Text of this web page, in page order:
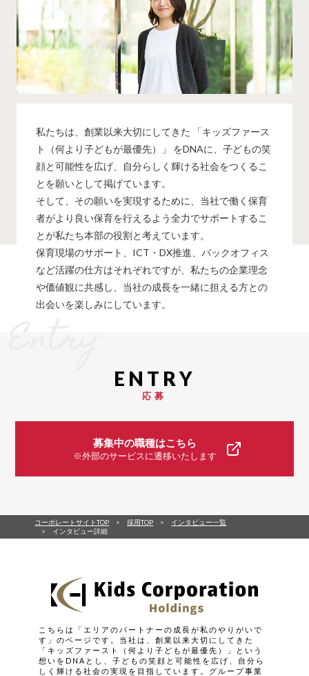
私たちは、創業以来大切にしてきた 「キッズファース
ト（何より子どもが最優先）」 をDNAに、子どもの笑
顔と可能性を広げ、自分らしく輝ける社会をつくるこ
とを願いとして掲げています。
そして、その願いを実現するために、当社で働く保育
者がより良い保育を行えるよう全力でサポートするこ
とが私たち本部の役割と考えています。
保育現場のサポート、ICT・DX推進、バックオフィス
など活躍の仕方はそれぞれですが、私たちの企業理念
や価値観に共感し、当社の成長を一緒に担える方との
出会いを楽しみにしています。
応募
募集中の職種はこちら
※外部のサービスに遷移いたします
コーポレートサイトTOP 採用TOP
インタビュー一覧
インタビュー詳細
こちらは「エリアのパートナーの成長が私のやりがいで
す」のページです。当社は、創業以来大切にしてきた
「キッズファースト（何より子どもが最優先）」という
想いをDNAとし、子どもの笑顔と可能性を広げ、自分ら
しく輝ける社会の実現を目指しています。グループ事業